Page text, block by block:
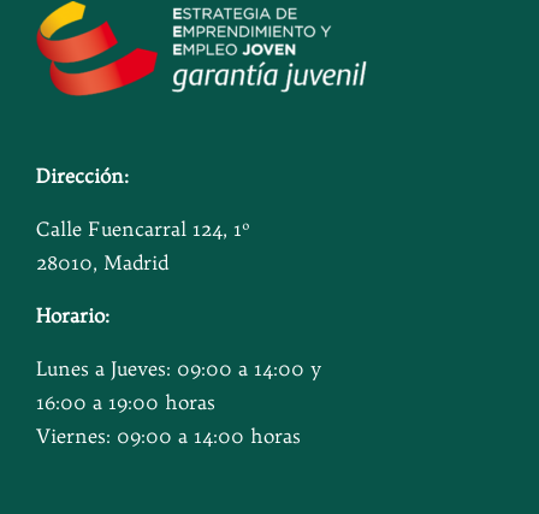
Dirección:
Calle Fuencarral 124, 1º
28010, Madrid
Horario:
Lunes a Jueves: 09:00 a 14:00 y
16:00 a 19:00 horas
Viernes: 09:00 a 14:00 horas